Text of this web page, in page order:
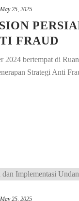
May 25, 2025
FRAUD
2024 bertempat di
Strategi Anti
May 25, 2025